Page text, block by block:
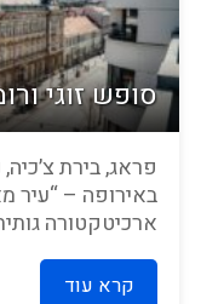
סופש זוגי
פראג, בירת
באירופה – “עיר
ארכיטקטורה
קרא עוד